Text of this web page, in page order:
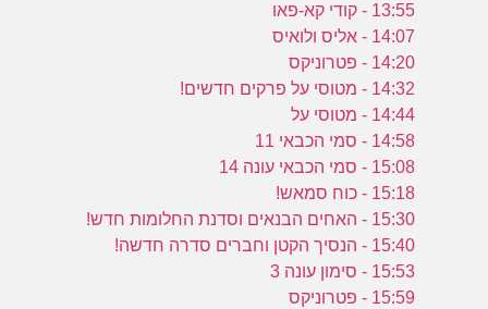
13:55 - קודי קא-פאו
14:07 - אליס ולואיס
14:20 - פטרוניקס
14:32 - מטוסי על פרקים חדשים!
14:44 - מטוסי על
14:58 - סמי הכבאי 11
15:08 - סמי הכבאי עונה 14
15:18 - כוח סמאש!
15:30 - האחים הבנאים וסדנת החלומות חדש!
15:40 - הנסיך הקטן וחברים סדרה חדשה!
15:53 - סימון עונה 3
15:59 - פטרוניקס